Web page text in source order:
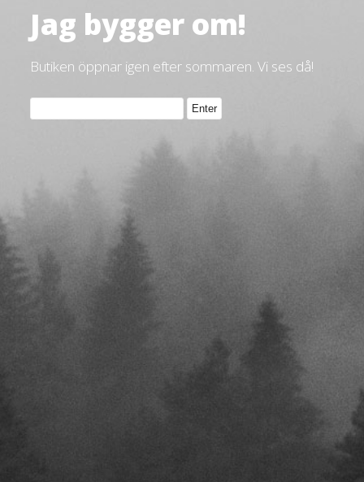
Jag bygger om!
Butiken öppnar igen efter sommaren. Vi ses då!